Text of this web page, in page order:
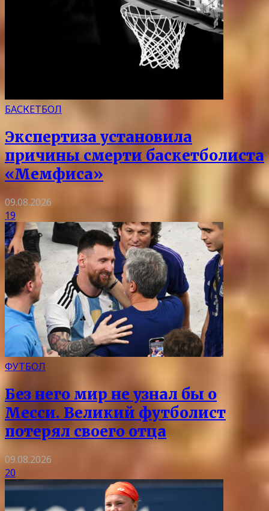
БАСКЕТБОЛ
Экспертиза установила
причины смерти баскетболиста
«Мемфиса»
09.08.2026
19
ФУТБОЛ
Без него мир не узнал бы о
Месси. Великий футболист
потерял своего отца
09.08.2026
20